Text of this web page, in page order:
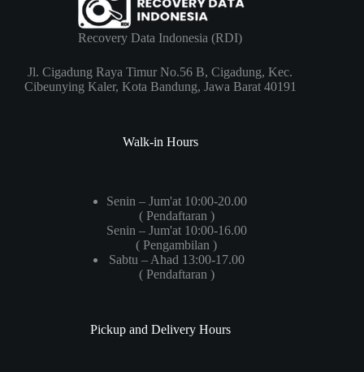
Recovery Data Indonesia (RDI)
Jl. Cigadung Raya Timur No.56 B, Cigadung, Kec.
Cibeunying Kaler, Kota Bandung, Jawa Barat 40191
Walk-in Hours
Senin – Jum'at 10:00-20.00
( Pendaftaran )
Senin – Jum'at 10:00-16.00
( Pengambilan )
Sabtu – Ahad 13:00-17.00
( Pendaftaran )
Pickup and Delivery Hours